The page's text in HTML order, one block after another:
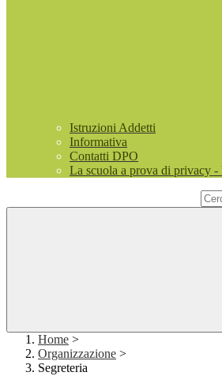
Istruzioni Addetti
Informativa
Contatti DPO
La scuola a prova di privacy -
Home >
Organizzazione >
Segreteria